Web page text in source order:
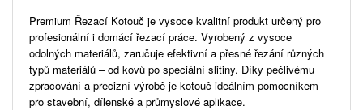
Premium Řezací Kotouč je vysoce kvalitní produkt určený pro
profesionální i domácí řezací práce. Vyrobený z vysoce
odolných materiálů, zaručuje efektivní a přesné řezání různých
typů materiálů – od kovů po speciální slitiny. Díky pečlivému
zpracování a precizní výrobě je kotouč ideálním pomocníkem
pro stavební, dílenské a průmyslové aplikace.